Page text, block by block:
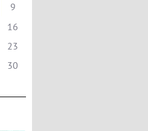
9
16
23
30